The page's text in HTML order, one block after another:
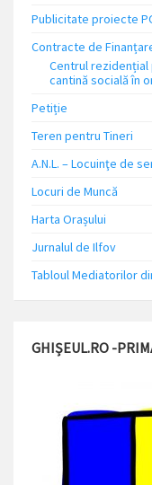
Publicitate proiecte
Contracte de
Centrul
cantină socială în
Petiție
Teren pentru Tineri
A.N.L. – Locuinţe de
Locuri de Muncă
Harta Orașului
Jurnalul de Ilfov
Tabloul Mediatorilor
GHIȘEUL.RO -